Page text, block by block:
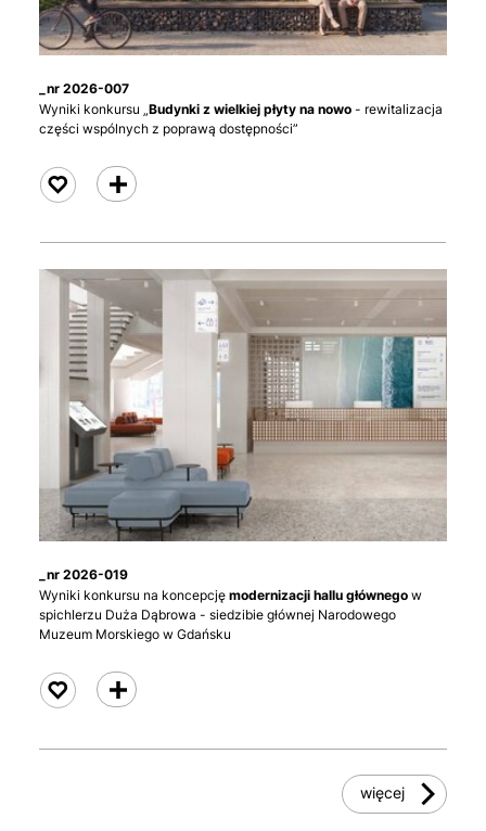
_nr 2026-007
Wyniki konkursu „Budynki z wielkiej płyty na nowo - rewitalizacja
części wspólnych z poprawą dostępności”
czytaj
_nr 2026-019
Wyniki konkursu na koncepcję modernizacji hallu głównego w
spichlerzu Duża Dąbrowa - siedzibie głównej Narodowego
Muzeum Morskiego w Gdańsku
czytaj
więcej